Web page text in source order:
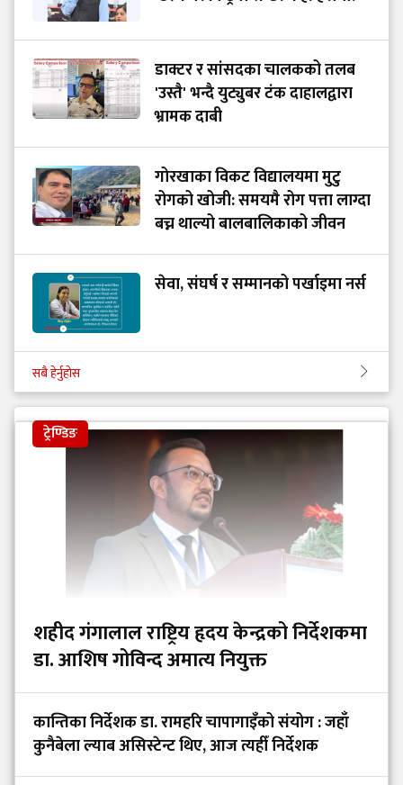
डाक्टर र सांसदका चालकको तलब
'उस्तै' भन्दै युट्युबर टंक दाहालद्वारा
भ्रामक दाबी
गोरखाका विकट विद्यालयमा मुटु
रोगको खोजी: समयमै रोग पत्ता लाग्दा
बच्न थाल्यो बालबालिकाको जीवन
सेवा, संघर्ष र सम्मानको पर्खाइमा नर्स
सबै हेर्नुहोस
ट्रेण्डिङ
शहीद गंगालाल राष्ट्रिय हृदय केन्द्रको निर्देशकमा
डा. आशिष गोविन्द अमात्य नियुक्त
कान्तिका निर्देशक डा. रामहरि चापागाइँको संयोग : जहाँ
कुनैबेला ल्याब असिस्टेन्ट थिए, आज त्यहीँ निर्देशक